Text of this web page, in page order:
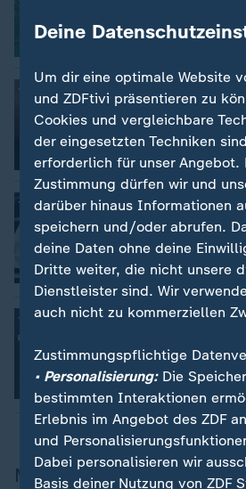
Fentanyl und Co.
UN schlägt Alarm:
Menschen nehmen
mit Video 0:34
Tabletten-Missbrauch bei
Benzos, Tilidin,
aus dem Netz
von Susanne Amann und
mit Video28:55
Drogenrausch in sozialen
Pingtok auf
Jugendliche
von Laura Koop
mit Video
Mehr zum Thema Alkohol
Deine
Um dir eine optimale Website
und ZDFtivi präsentieren zu
Cookies und vergleichbare
der eingesetzten Techniken
erforderlich für unser Angebot.
Zustimmung dürfen wir und
darüber hinaus Informationen
speichern und/oder abrufen.
deine Daten ohne deine
Dritte weiter, die nicht unsere
Dienstleister sind. Wir
auch nicht zu kommerziellen
Zustimmungspflichtige
• Personalisierung:Die
bestimmten Interaktionen
Erlebnis im Angebot des ZDF
und
Dabei personalisieren wir
Basis deiner Nutzung von ZDF